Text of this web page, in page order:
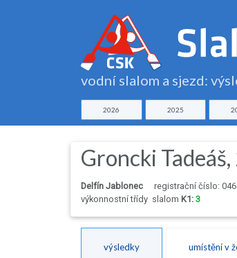
vodní slalom a sjezd:
2026 2025
Groncki
Delfín Jablonec
registrační číslo:
výkonnostní třídy slalom K1: 3
výsledky umístění v